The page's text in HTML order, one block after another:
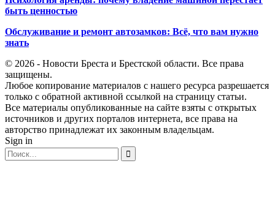
быть ценностью
Обслуживание и ремонт автозамков: Всё, что вам нужно
знать
© 2026 - Новости Бреста и Брестской области. Все права
защищены.
Любое копирование материалов с нашего ресурса разрешается
только с обратной активной ссылкой на страницу статьи.
Все материалы опубликованные на сайте взяты с открытых
источников и других порталов интернета, все права на
авторство принадлежат их законным владельцам.
Sign in